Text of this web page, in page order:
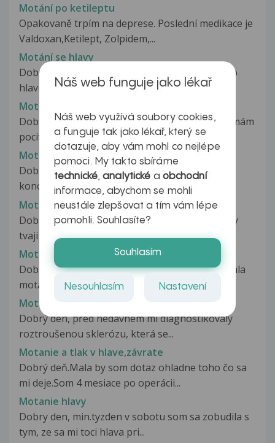
Motání po ketileptu
Opakovaně trpím na deprese. Poslední medikace je
Valdoxan,Ketilept, Zolpidem,...
Motání se hlavy
Dobrý den, už druhý den se mi motá hlava, je to
hlavně po ránu, pak je chvilku...
Motani se hlavy pocit na omdleni
Dobrý den už týden v kuse se mi motá hlava a mám
pocit že omdlim pan doktor...
Motání se hlavy, závratě, neklid
Dobrý den paní doktorko. Jednou jsem byla na
koncertě a zřejmě z vydejchaného...
Motání v hlave, ztuhlý krk
Dobrý den, mam takovy problem , me problemy
tvaji asi 4 mesice, ale ted se to...
Motání, bolest hlavy, závratě
Dobrý den. Minulý týden se mi z ničeho nic začala
motat hlava. Nechala jsem...
Motání, tlak, bolest hlavy a závratě
Dobrý den, před nedávnem mi diagnostikovaly
roztroušenou sklerózu, která se...
Motanie a tlak v hlave,závrate
Dobrý deň.Mala by som dotaz ohladne toho čo sa
mi deje.Som 4 mesiace po operácii...
Motanie hlavy
Dobry den, min.tyzden v sobotu som sa zobudila s
tym, ze sa mi toci hlava pri...
Náš web funguje jako lékař
Náš web využívá soubory cookies,
a funguje tak jako lékař, který se
dotazuje, aby vám mohl co nejlépe
pomoci. My takto sbíráme
technické,analytické a obchodní
informace, abychom se mohli
neustále zlepšovat a tím vám lépe
pomohli. Souhlasíte?
Souhlasím
Nesouhlasím Nastavení